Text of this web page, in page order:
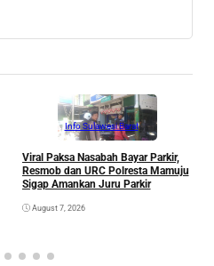
Info Sulawesi Barat
Viral Paksa Nasabah Bayar Parkir,
Resmob dan URC Polresta Mamuju
Sigap Amankan Juru Parkir
August 7, 2026